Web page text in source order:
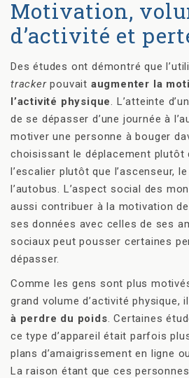
Motivation,
d’activité et
Des études ont démontré que
trackerpouvait augmenter la
l’activité physique
. L’atteinte
de se dépasser d’une journée à
motiver une personne à bouger
choisissant le déplacement plutôt
l’escalier plutôt que l’ascenseur,
l’autobus. L’aspect social des
aussi contribuer à la motivation de
ses données avec celles de ses
sociaux peut pousser certaines
dépasser.
Comme les gens sont plus
grand volume d’activité physique,
à perdre du poids . Certaines
ce type d’appareil était parfois
plans d’amaigrissement en ligne
La raison étant que ces